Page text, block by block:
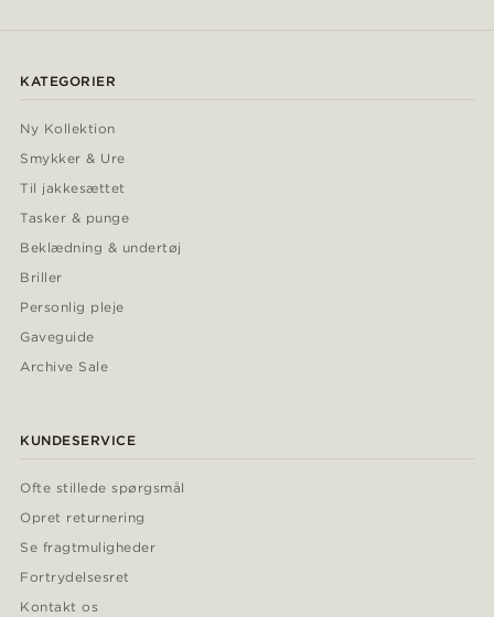
KATEGORIER
Ny Kollektion
Smykker & Ure
Til jakkesættet
Tasker & punge
Beklædning & undertøj
Briller
Personlig pleje
Gaveguide
Archive Sale
KUNDESERVICE
Ofte stillede spørgsmål
Opret returnering
Se fragtmuligheder
Fortrydelsesret
Kontakt os